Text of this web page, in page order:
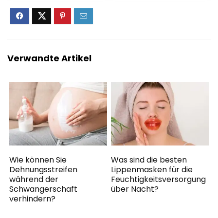
Forschung mit 4-
fach-Wirkung:
regeneriert,
strafft und schützt
€7.95€7.19.
Verwandte Artikel
Wie können Sie
Dehnungsstreifen
während der
Schwangerschaft
verhindern?
Was sind die besten
Lippenmasken für die
Feuchtigkeitsversorgung
über Nacht?